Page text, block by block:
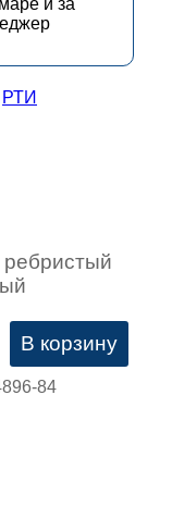
и за
РТИ
В корзину